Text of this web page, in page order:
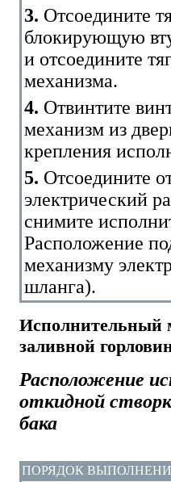
3. Отсоедините
блокирующую
и отсоедините
механизма.
4. Отвинтите
механизм из
крепления
5. Отсоедините
электрический
снимите
Расположение
механизму
шланга).
Исполнительный
заливной
Расположение
откидной
бака
ПОРЯДОК